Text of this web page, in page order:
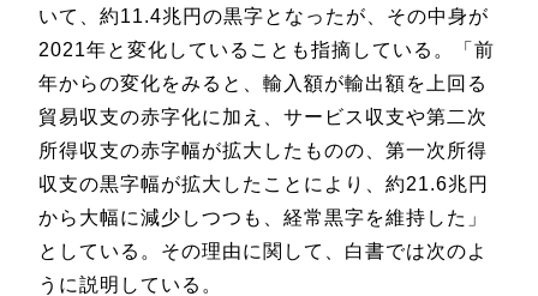
いて、約11.4兆円の黒字となったが、その中身が
2021年と変化していることも指摘している。「前
年からの変化をみると、輸入額が輸出額を上回る
貿易収支の赤字化に加え、サービス収支や第二次
所得収支の赤字幅が拡大したものの、第一次所得
収支の黒字幅が拡大したことにより、約21.6兆円
から大幅に減少しつつも、経常黒字を維持した」
としている。その理由に関して、白書では次のよ
うに説明している。